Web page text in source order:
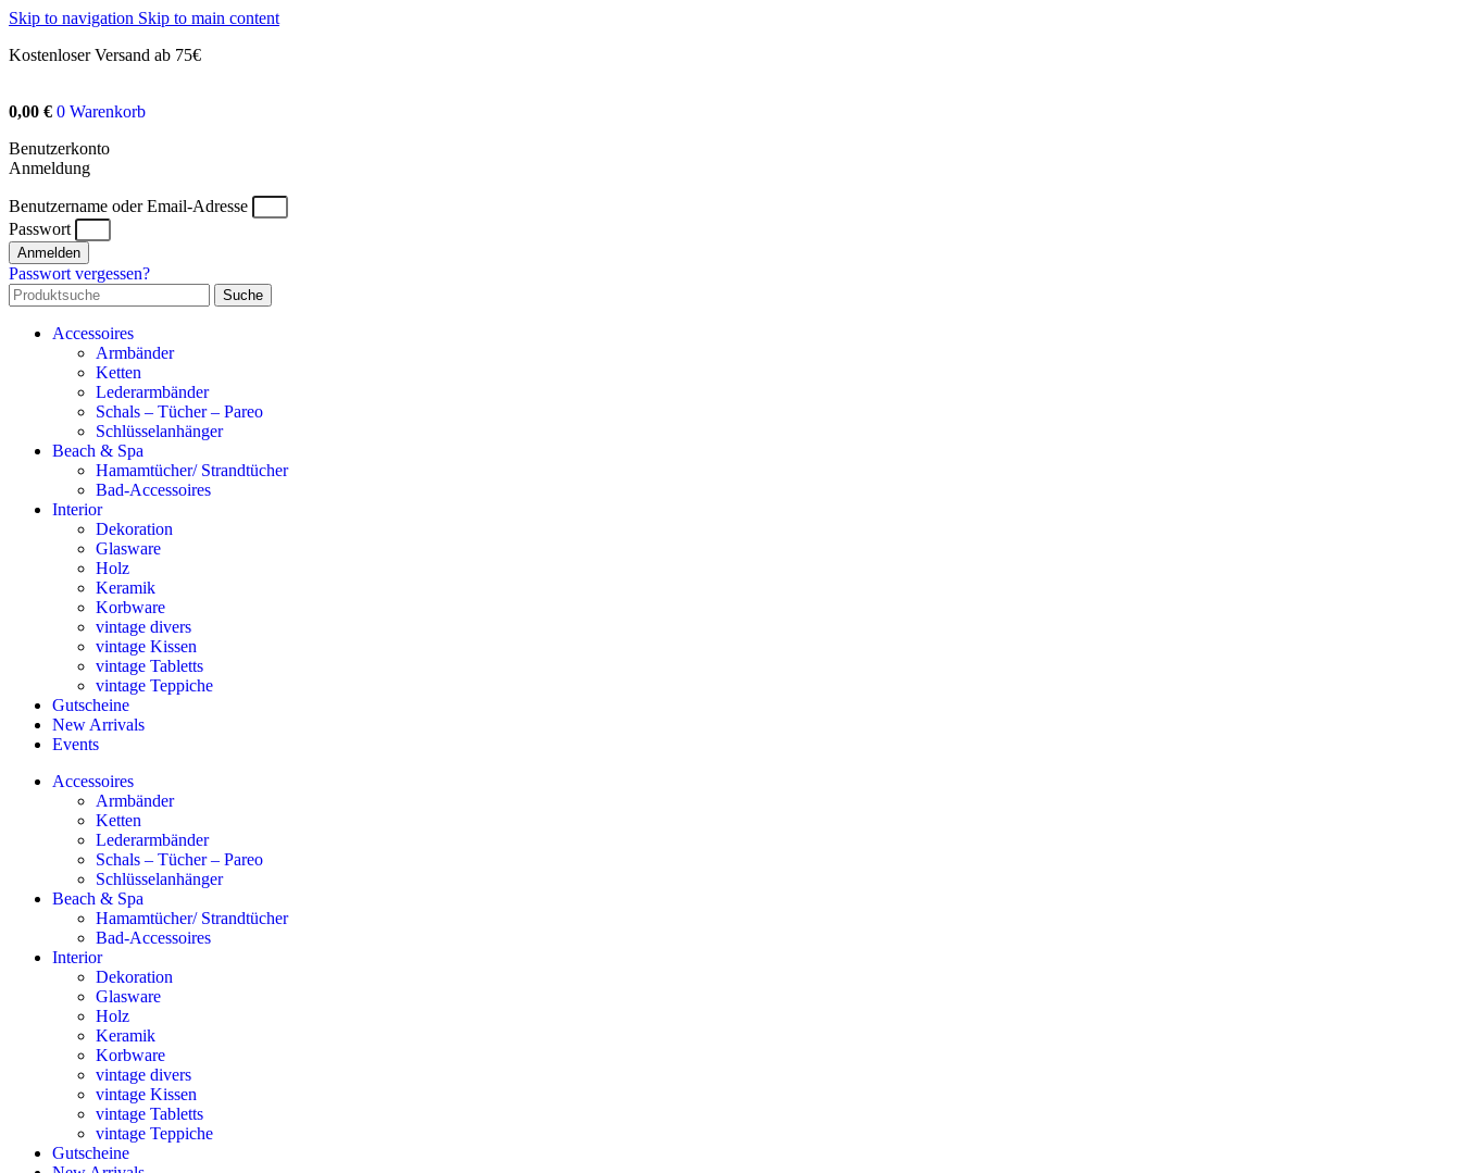
Skip to navigation Skip to main content
Kostenloser Versand ab 75€
0,00 € 0 Warenkorb
Benutzerkonto
Anmeldung
Benutzername oder Email-Adresse
Passwort
Anmelden
Passwort vergessen?
Suche
Accessoires
Armbänder
Ketten
Lederarmbänder
Schals – Tücher – Pareo
Schlüsselanhänger
Beach & Spa
Hamamtücher/ Strandtücher
Bad-Accessoires
Interior
Dekoration
Glasware
Holz
Keramik
Korbware
vintage divers
vintage Kissen
vintage Tabletts
vintage Teppiche
Gutscheine
New Arrivals
Events
Accessoires
Armbänder
Ketten
Lederarmbänder
Schals – Tücher – Pareo
Schlüsselanhänger
Beach & Spa
Hamamtücher/ Strandtücher
Bad-Accessoires
Interior
Dekoration
Glasware
Holz
Keramik
Korbware
vintage divers
vintage Kissen
vintage Tabletts
vintage Teppiche
Gutscheine